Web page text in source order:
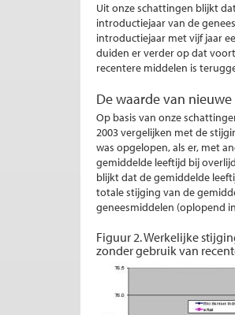
Uit onze schattingen blijkt
introductiejaar van de
introductiejaar met vijf jaar
duiden er verder op dat
recentere middelen is
De waarde van
Op basis van onze
2003 vergelijken met de
was opgelopen, als er, met
gemiddelde leeftijd bij
blijkt dat de gemiddelde
totale stijging van de
geneesmiddelen (oplopend
Figuur 2. Werkelijke
zonder gebruik van